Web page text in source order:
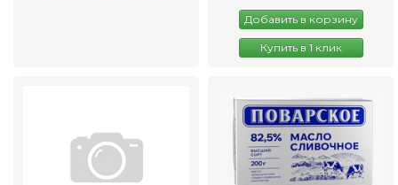
Добавить в корзину
Купить в 1 клик